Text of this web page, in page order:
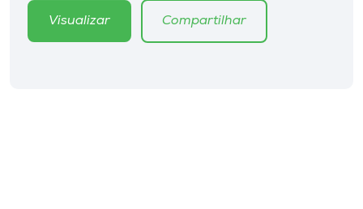
Rádio
Visualizar Compartilhar